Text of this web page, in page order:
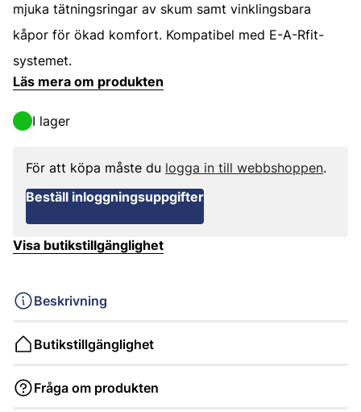
mjuka tätningsringar av skum samt vinklingsbara
kåpor för ökad komfort. Kompatibel med E-A-Rfit-
systemet.
Läs mera om produkten
I lager
För att köpa måste du logga in till webbshoppen.
Beställ inloggningsuppgifter
Visa butikstillgänglighet
Beskrivning
Butikstillgänglighet
Fråga om produkten